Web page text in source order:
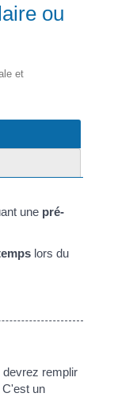
ou
et
une pré-
lors du
devrez remplir
un